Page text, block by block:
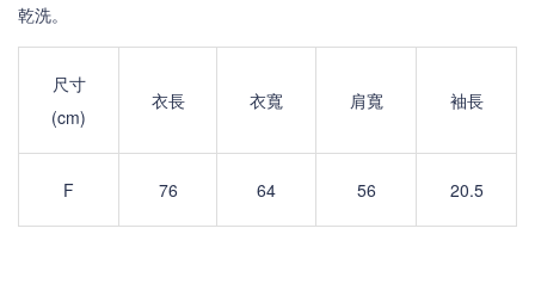
乾洗。
尺寸
(cm)
衣長 衣寬 肩寬 袖長
F​ 76 64 56 20.5